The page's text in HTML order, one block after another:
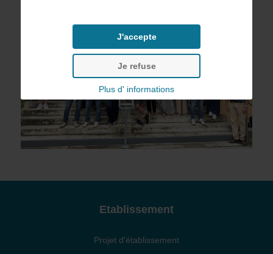
Etablissement
Projet d'établissement
J'accepte
Je refuse
Plus d' informations